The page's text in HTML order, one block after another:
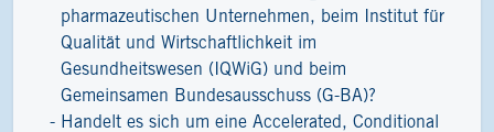
pharmazeutischen Unternehmen, beim Institut für
Qualität und Wirtschaftlichkeit im
Gesundheitswesen (IQWiG) und beim
Gemeinsamen Bundesausschuss (G-BA)?
Handelt es sich um eine Accelerated, Conditional